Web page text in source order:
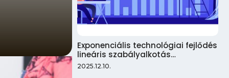
Exponenciális technológiai fejlődés
lineáris szabályalkotás…
2025.12.10.